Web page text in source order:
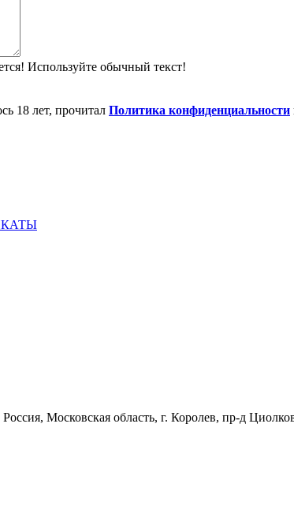
Используйте обычный текст!
18 лет, прочитал Политика конфиденциальности
Московская область, г. Королев, пр-д